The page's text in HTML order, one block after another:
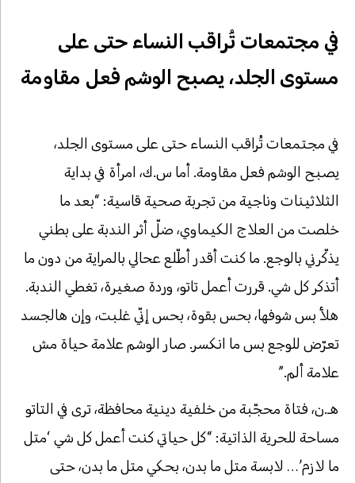
في مجتمعات تُراقب النساء حتى على
مستوى الجلد، يصبح الوشم فعل مقاومة
في مجتمعات تُراقب النساء حتى على مستوى الجلد،
يصبح الوشم فعل مقاومة. أما س.ك، امرأة في بداية
الثلاثينات وناجية من تجربة صحية قاسية: “بعد ما
خلصت من العلاج الكيماوي، ضلّ أثر الندبة على بطني
يذكّرني بالوجع. ما كنت أقدر أطّلع عحالي بالمراية من دون ما
أتذكر كل شي. قررت أعمل تاتو، وردة صغيرة، تغطي الندبة.
هلأ بس شوفها، بحس بقوة، بحس إنّي غلبت، وإن هالجسد
تعرّض للوجع بس ما انكسر. صار الوشم علامة حياة مش
علامة ألم.”
هـ.ن، فتاة محجّبة من خلفية دينية محافظة، ترى في التاتو
مساحة للحرية الذاتية: “كل حياتي كنت أعمل كل شي ‘متل
ما لازم’… لابسة متل ما بدن، بحكي متل ما بدن، حتى